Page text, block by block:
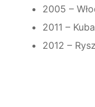
2005 –
2011 –
2012 –